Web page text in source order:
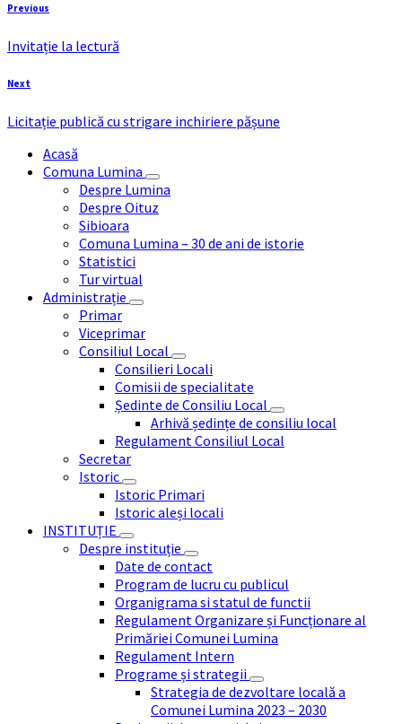
Previous
Invitație la lectură
Next
Licitație publică cu strigare inchiriere pășune
Acasă
Comuna Lumina
Despre Lumina
Despre Oituz
Sibioara
Comuna Lumina – 30 de ani de istorie
Statistici
Tur virtual
Administrație
Primar
Viceprimar
Consiliul Local
Consilieri Locali
Comisii de specialitate
Ședinte de Consiliu Local
Arhivă ședințe de consiliu local
Regulament Consiliul Local
Secretar
Istoric
Istoric Primari
Istoric aleși locali
INSTITUȚIE
Despre instituție
Date de contact
Program de lucru cu publicul
Organigrama si statul de functii
Regulament Organizare și Funcționare al
Primăriei Comunei Lumina
Regulament Intern
Programe și strategii
Strategia de dezvoltare locală a
Comunei Lumina 2023 – 2030